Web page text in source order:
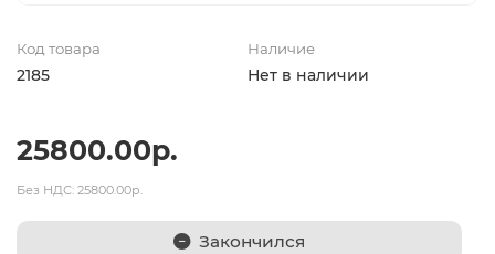
Код товара
2185
Наличие
Нет в наличии
25800.00р.
Без НДС: 25800.00р.
Закончился